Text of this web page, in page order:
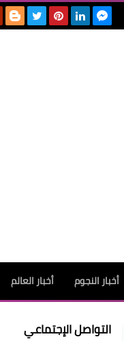
أخبار النجوم أخبار العالم
التواصل الإجتماعي